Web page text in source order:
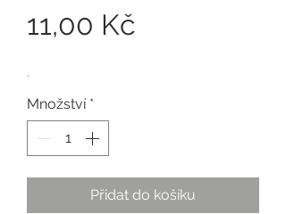
11,00 Kč
.
Množství *
Přidat do košíku